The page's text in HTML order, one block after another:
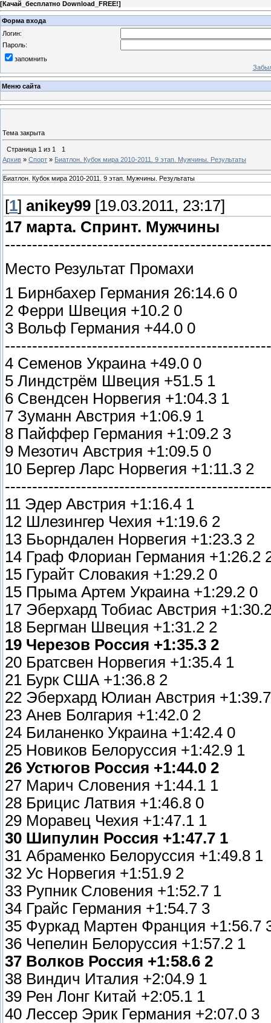
[Качай_бесплатно Download_FREE!]
Форма входа
Логин:
Пароль:
запомнить
Меню сайта
Тема закрыта
Страница 1 из 1
1
Архив » Спорт » Биатлон. Кубок мира 2010-2011. 9 этап. Мужчины. Результаты
Биатлон. Кубок мира 2010-2011. 9 этап. Мужчины. Результаты
[1] anikey99 [19.03.2011, 23:17]
17 марта. Спринт. Мужчины
Место Результат Промахи
1 Бирнбахер Германия 26:14.6 0
2 Ферри Швеция +10.2 0
3 Вольф Германия +44.0 0
4 Семенов Украина +49.0 0
5 Линдстрём Швеция +51.5 1
6 Свендсен Норвегия +1:04.3 1
7 Зуманн Австрия +1:06.9 1
8 Пайффер Германия +1:09.2 3
9 Мезотич Австрия +1:09.5 0
10 Бергер Ларс Норвегия +1:11.3 2
11 Эдер Австрия +1:16.4 1
12 Шлезингер Чехия +1:19.6 2
13 Бьорндален Норвегия +1:23.3 2
14 Граф Флориан Германия +1:26.2
15 Гурайт Словакия +1:29.2 0
15 Прыма Артем Украина +1:29.2 0
17 Эберхард Тобиас Австрия
18 Бергман Швеция +1:31.2 2
19 Черезов Россия +1:35.3 2
20 Братсвен Норвегия +1:35.4 1
21 Бурк США +1:36.8 2
22 Эберхард Юлиан Австрия
23 Анев Болгария +1:42.0 2
24 Биланенко Украина +1:42.4 0
25 Новиков Белоруссия +1:42.9 1
26 Устюгов Россия +1:44.0 2
27 Марич Словения +1:44.1 1
28 Брицис Латвия +1:46.8 0
29 Моравец Чехия +1:47.1 1
30 Шипулин Россия +1:47.7 1
31 Абраменко Белоруссия +1:49.8 1
32 Ус Норвегия +1:51.9 2
33 Рупник Словения +1:52.7 1
34 Грайс Германия +1:54.7 3
35 Фуркад Мартен Франция +1:56.7
36 Чепелин Белоруссия +1:57.2 1
37 Волков Россия +1:58.6 2
38 Виндич Италия +2:04.9 1
39 Рен Лонг Китай +2:05.1 1
40 Лессер Эрик Германия +2:07.0 3